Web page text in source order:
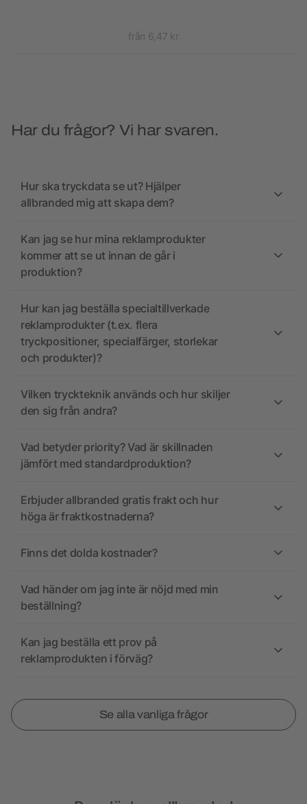
från 6,47 kr
Har du frågor? Vi har svaren.
Hur ska tryckdata se ut? Hjälper
allbranded mig att skapa dem?
Kan jag se hur mina reklamprodukter
kommer att se ut innan de går i
produktion?
Hur kan jag beställa specialtillverkade
reklamprodukter (t.ex. flera
tryckpositioner, specialfärger, storlekar
och produkter)?
Vilken tryckteknik används och hur skiljer
den sig från andra?
Vad betyder priority? Vad är skillnaden
jämfört med standardproduktion?
Erbjuder allbranded gratis frakt och hur
höga är fraktkostnaderna?
Finns det dolda kostnader?
Vad händer om jag inte är nöjd med min
beställning?
Kan jag beställa ett prov på
reklamprodukten i förväg?
Se alla vanliga frågor